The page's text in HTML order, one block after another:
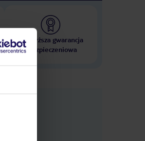
Najwyższa gwarancja
ubezpieczeniowa